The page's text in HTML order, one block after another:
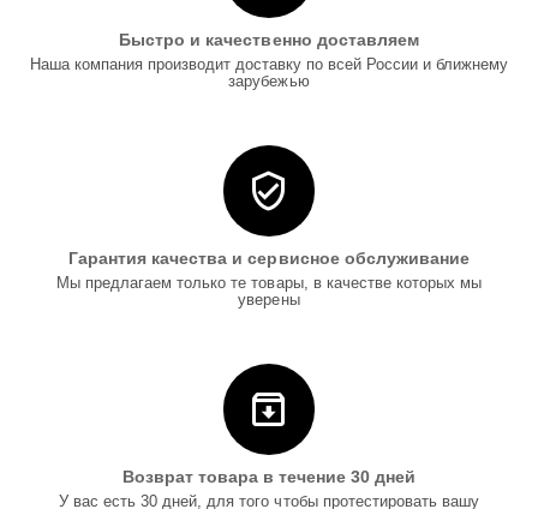
Быстро и качественно доставляем
Наша компания производит доставку по всей России и ближнему
зарубежью
Гарантия качества и сервисное обслуживание
Мы предлагаем только те товары, в качестве которых мы
уверены
Возврат товара в течение 30 дней
У вас есть 30 дней, для того чтобы протестировать вашу